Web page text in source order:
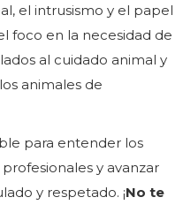
el intrusismo y el papel
foco en la necesidad de
al cuidado animal y
animales de
para entender los
y avanzar
y respetado. ¡No te